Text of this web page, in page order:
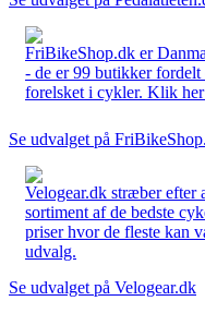
FriBikeShop.dk er
- de er 99 butikker fordelt
forelsket i cykler. Klik her
Se udvalget på
Velogear.dk stræber efter
sortiment af de bedste
priser hvor de fleste kan
udvalg.
Se udvalget på Velogear.dk